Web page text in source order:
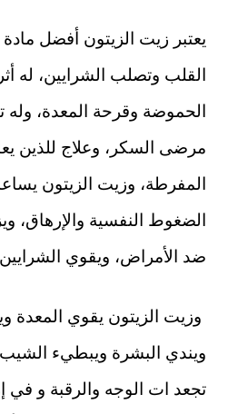
يعتبر زيت الزيتون أفضل
القلب وتصلب الشرايين، له
الحموضة وقرحة المعدة، وله
مرضى السكر، وعلاج للذين
المفرطة، وزيت الزيتون
الضغوط النفسية والإرهاق،
ضد الأمراض، ويقوي الشرايين
وزيت الزيتون يقوي المعدة
ويندي البشرة ويبطيء الشيب
تجعد ات الوجه والرقبة و في